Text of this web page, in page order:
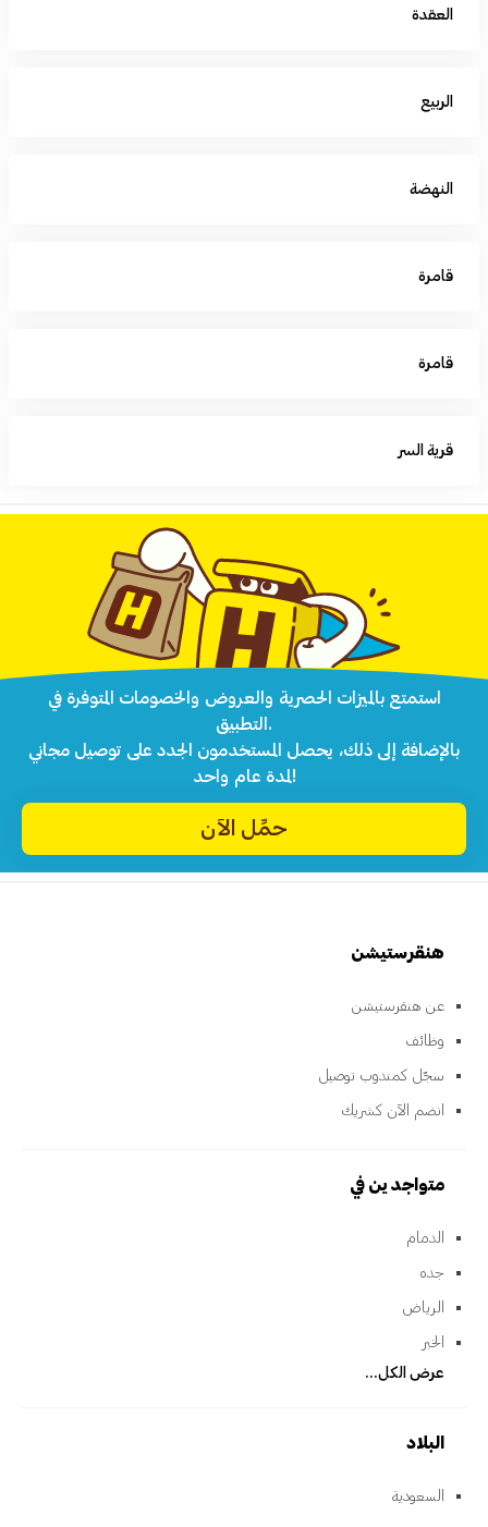
العقدة
الربيع
النهضة
قامرة
قامرة
قرية السر
استمتع بالميزات الحصرية والعروض والخصومات المتوفرة في
التطبيق.
بالإضافة إلى ذلك، يحصل المستخدمون الجدد على توصيل مجاني
لمدة عام واحد!
حمِّل الآن
هنقرستيشن
عن هنقرستيشن
وظائف
سجّل كمندوب توصيل
انضم الآن كشريك
متواجدين في
الدمام
جده
الرياض
الخبر
عرض الكل...
البلاد
السعودية